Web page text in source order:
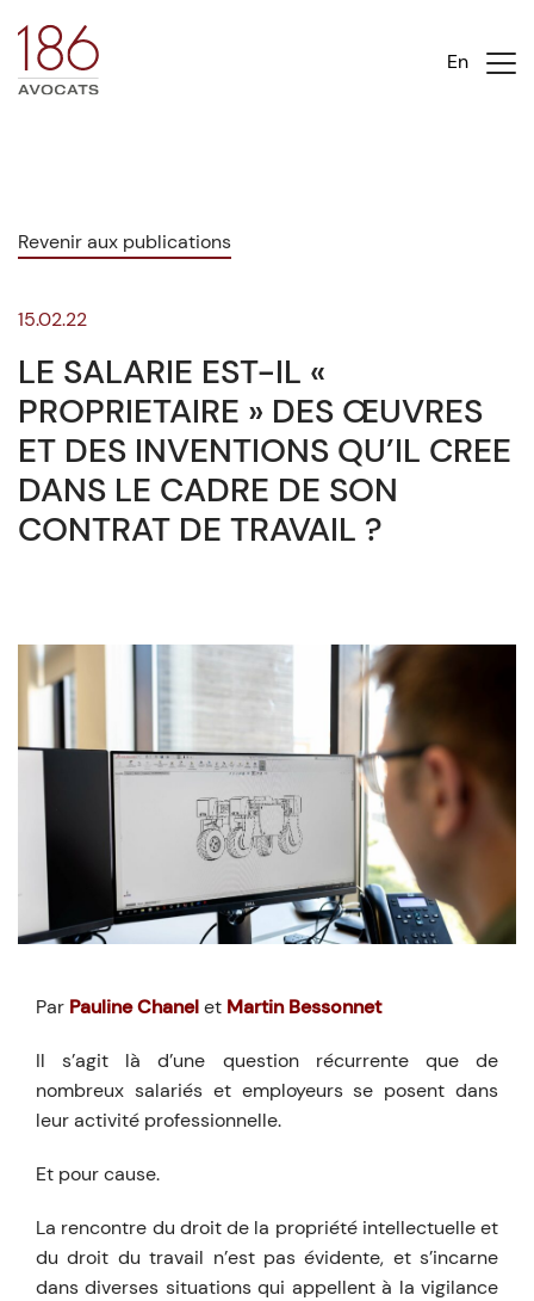
En
Revenir aux publications
15.02.22
LE SALARIE EST-IL «
PROPRIETAIRE » DES ŒUVRES
ET DES INVENTIONS QU’IL CREE
DANS LE CADRE DE SON
CONTRAT DE TRAVAIL ?
Par Pauline Chanelet Martin Bessonnet
Il s’agit là d’une question récurrente que de
nombreux salariés et employeurs se posent dans
leur activité professionnelle.
Et pour cause.
La rencontre du droit de la propriété intellectuelle et
du droit du travail n’est pas évidente, et s’incarne
dans diverses situations qui appellent à la vigilance